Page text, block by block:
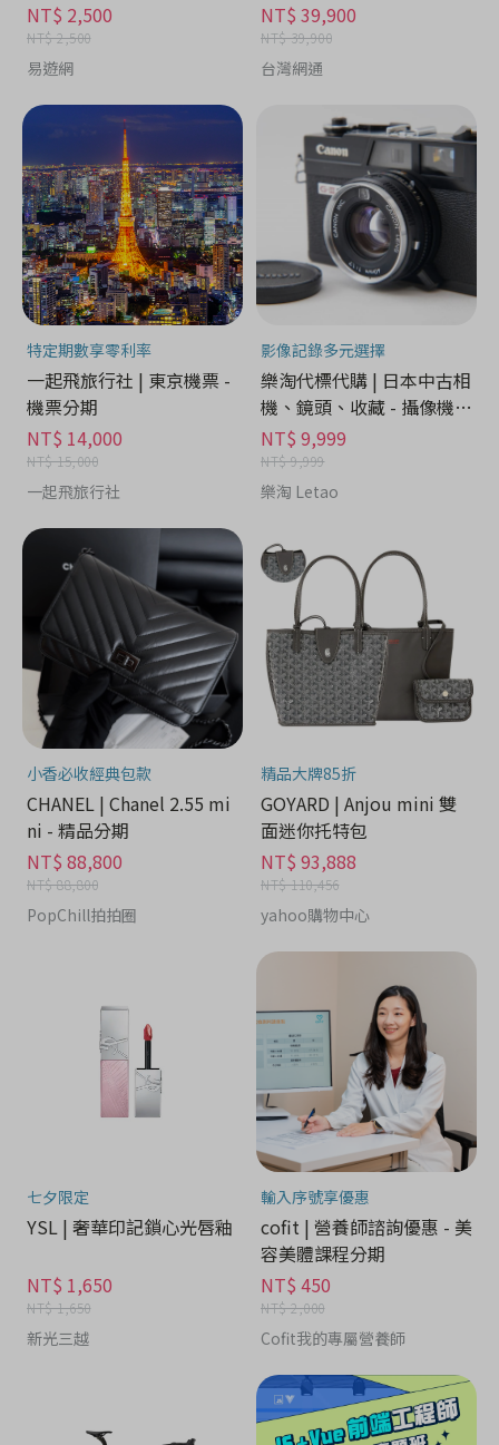
NT$ 2,500
NT$ 2,500
易遊網
NT$ 39,900
NT$ 39,900
台灣網通
特定期數享零利率
一起飛旅行社 | 東京機票 -
機票分期
NT$ 14,000
NT$ 15,000
一起飛旅行社
影像記錄多元選擇
樂淘代標代購 | 日本中古相
機、鏡頭、收藏 - 攝像機分
期
NT$ 9,999
NT$ 9,999
樂淘 Letao
小香必收經典包款
CHANEL | Chanel 2.55 mi
ni - 精品分期
NT$ 88,800
NT$ 88,800
PopChill拍拍圈
精品大牌85折
GOYARD | Anjou mini 雙
面迷你托特包
NT$ 93,888
NT$ 110,456
yahoo購物中心
七夕限定
YSL | 奢華印記鎖心光唇釉
NT$ 1,650
NT$ 1,650
新光三越
輸入序號享優惠
cofit | 營養師諮詢優惠 - 美
容美體課程分期
NT$ 450
NT$ 2,000
Cofit我的專屬營養師